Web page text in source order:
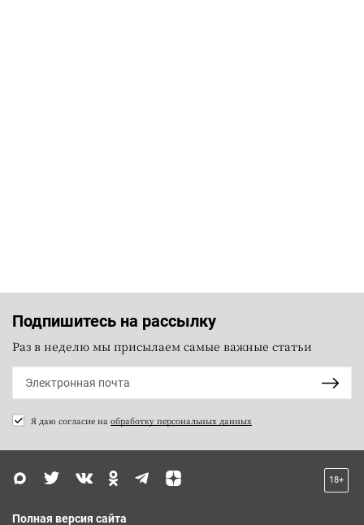
Подпишитесь на рассылку
Раз в неделю мы присылаем самые важные статьи
Я даю согласие на обработку персональных данных
18+
Полная версия сайта